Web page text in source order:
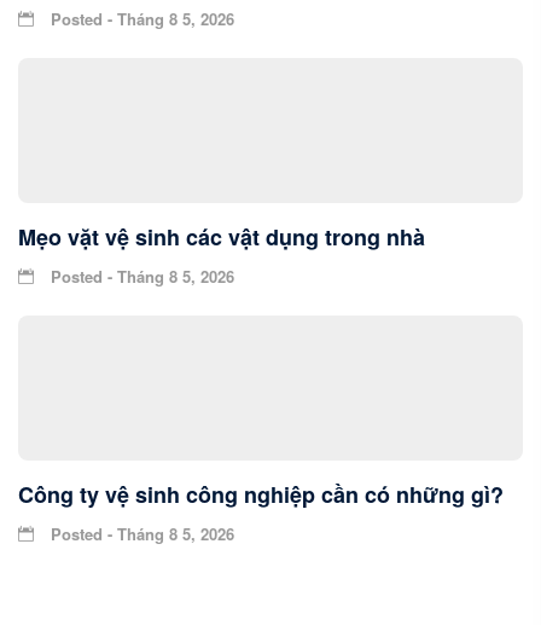
Posted - Tháng 8 5, 2026
Mẹo vặt vệ sinh các vật dụng trong nhà
Posted - Tháng 8 5, 2026
Công ty vệ sinh công nghiệp cần có những gì?
Posted - Tháng 8 5, 2026